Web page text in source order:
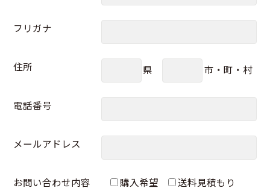
フリガナ
住所 県 市・町・村
電話番号
メールアドレス
お問い合わせ内容 購入希望
送料見積もり